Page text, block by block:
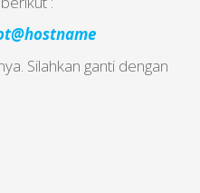
Silahkan ganti dengan